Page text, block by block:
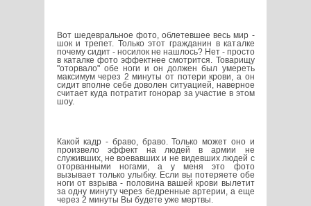
Вот шедевральное фото, облетевшее весь мир -
шок и трепет. Только этот гражданин в каталке
почему сидит - носилок не нашлось? Нет - просто
в каталке фото эффектнее смотрится. Товарищу
"оторвало" обе ноги и он должен был умереть
максимум через 2 минуты от потери крови, а он
сидит вполне себе доволен ситуацией, наверное
считает куда потратит гонорар за участие в этом
шоу.
Какой кадр - браво, браво. Только может оно и
произвело эффект на людей в армии не
служивших, не воевавших и не видевших людей с
оторванными ногами, а у меня это фото
вызывает только улыбку. Если вы потеряете обе
ноги от взрыва - половина вашей крови вылетит
за одну минуту через бедренные артерии, а еще
через 2 минуты Вы будете уже мертвы.